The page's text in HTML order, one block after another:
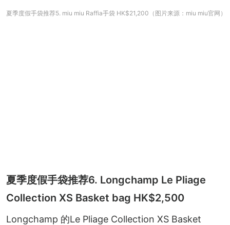
夏季度假手袋推荐5. miu miu Raffia手袋 HK$21,200（图片来源：miu miu官网）
夏季度假手袋推荐6. Longchamp Le Pliage
Collection XS Basket bag HK$2,500
Longchamp 的Le Pliage Collection XS Basket